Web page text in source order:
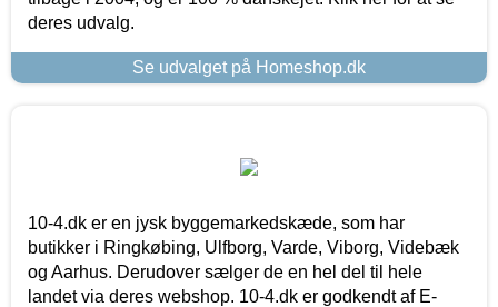
deres udvalg.
Se udvalget på Homeshop.dk
10-4.dk er en jysk byggemarkedskæde, som har
butikker i Ringkøbing, Ulfborg, Varde, Viborg, Videbæk
og Aarhus. Derudover sælger de en hel del til hele
landet via deres webshop. 10-4.dk er godkendt af E-